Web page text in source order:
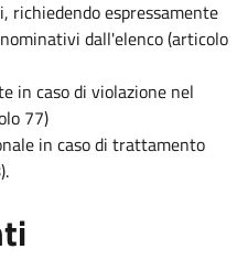
richiedendo espressamente
dall'elenco (articolo
in caso di violazione nel
77)
in caso di trattamento